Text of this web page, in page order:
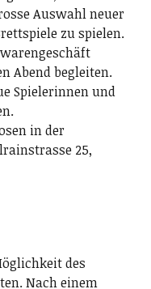
Auswahl neuer
zu spielen.
Abend begleiten.
Spielerinnen und
in der
25,
des
Nach einem